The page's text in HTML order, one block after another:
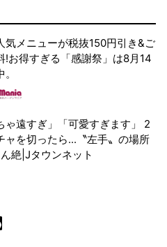
気メニューが税抜150円引き&ご
!お得すぎる「感謝祭」は8月14
ゃ遠すぎ」「可愛すぎます」 2
ャを切ったら...〝左手〟の場所
絶|Jタウンネット